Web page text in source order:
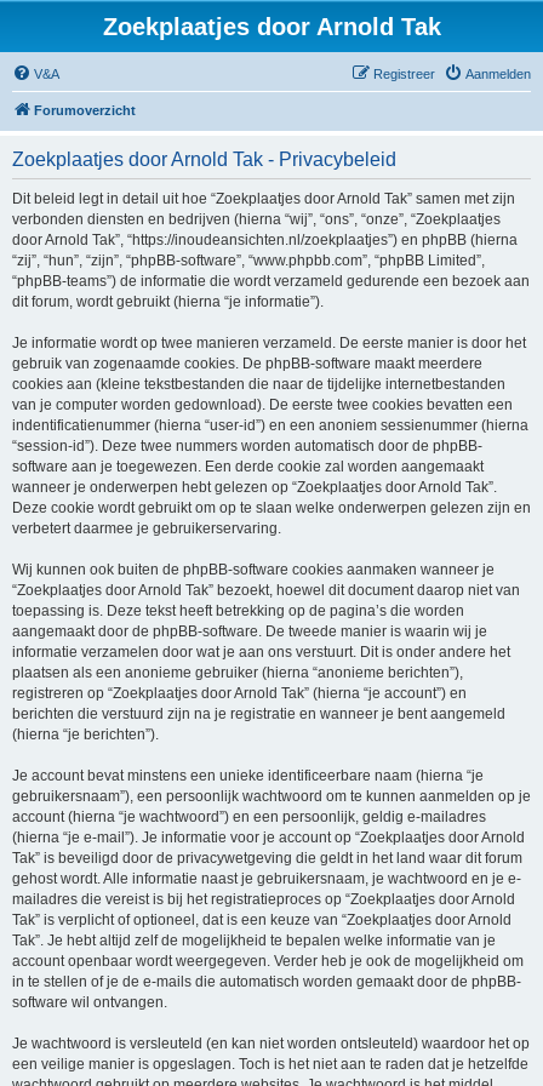
Zoekplaatjes door Arnold Tak
V&A Aanmelden
Registreer
Forumoverzicht
Zoekplaatjes door Arnold Tak - Privacybeleid
Dit beleid legt in detail uit hoe “Zoekplaatjes door Arnold Tak” samen met zijn
verbonden diensten en bedrijven (hierna “wij”, “ons”, “onze”, “Zoekplaatjes
door Arnold Tak”, “https://inoudeansichten.nl/zoekplaatjes”) en phpBB (hierna
“zij”, “hun”, “zijn”, “phpBB-software”, “www.phpbb.com”, “phpBB Limited”,
“phpBB-teams”) de informatie die wordt verzameld gedurende een bezoek aan
dit forum, wordt gebruikt (hierna “je informatie”).
Je informatie wordt op twee manieren verzameld. De eerste manier is door het
gebruik van zogenaamde cookies. De phpBB-software maakt meerdere
cookies aan (kleine tekstbestanden die naar de tijdelijke internetbestanden
van je computer worden gedownload). De eerste twee cookies bevatten een
indentificatienummer (hierna “user-id”) en een anoniem sessienummer (hierna
“session-id”). Deze twee nummers worden automatisch door de phpBB-
software aan je toegewezen. Een derde cookie zal worden aangemaakt
wanneer je onderwerpen hebt gelezen op “Zoekplaatjes door Arnold Tak”.
Deze cookie wordt gebruikt om op te slaan welke onderwerpen gelezen zijn en
verbetert daarmee je gebruikerservaring.
Wij kunnen ook buiten de phpBB-software cookies aanmaken wanneer je
“Zoekplaatjes door Arnold Tak” bezoekt, hoewel dit document daarop niet van
toepassing is. Deze tekst heeft betrekking op de pagina’s die worden
aangemaakt door de phpBB-software. De tweede manier is waarin wij je
informatie verzamelen door wat je aan ons verstuurt. Dit is onder andere het
plaatsen als een anonieme gebruiker (hierna “anonieme berichten”),
registreren op “Zoekplaatjes door Arnold Tak” (hierna “je account”) en
berichten die verstuurd zijn na je registratie en wanneer je bent aangemeld
(hierna “je berichten”).
Je account bevat minstens een unieke identificeerbare naam (hierna “je
gebruikersnaam”), een persoonlijk wachtwoord om te kunnen aanmelden op je
account (hierna “je wachtwoord”) en een persoonlijk, geldig e-mailadres
(hierna “je e-mail”). Je informatie voor je account op “Zoekplaatjes door Arnold
Tak” is beveiligd door de privacywetgeving die geldt in het land waar dit forum
gehost wordt. Alle informatie naast je gebruikersnaam, je wachtwoord en je e-
mailadres die vereist is bij het registratieproces op “Zoekplaatjes door Arnold
Tak” is verplicht of optioneel, dat is een keuze van “Zoekplaatjes door Arnold
Tak”. Je hebt altijd zelf de mogelijkheid te bepalen welke informatie van je
account openbaar wordt weergegeven. Verder heb je ook de mogelijkheid om
in te stellen of je de e-mails die automatisch worden gemaakt door de phpBB-
software wil ontvangen.
Je wachtwoord is versleuteld (en kan niet worden ontsleuteld) waardoor het op
een veilige manier is opgeslagen. Toch is het niet aan te raden dat je hetzelfde